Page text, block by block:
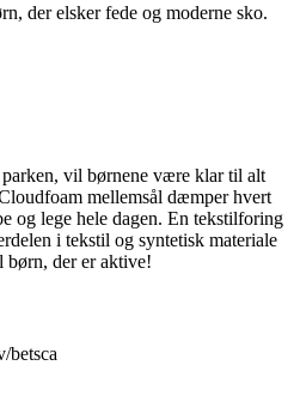
der elsker fede og moderne sko.
vil børnene være klar til alt
mellemsål dæmper hvert
og lege hele dagen. En tekstilforing
i tekstil og syntetisk materiale
børn, der er aktive!
betsca